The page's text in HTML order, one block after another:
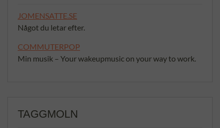
JOMENSATTE.SE
Något du letar efter.
COMMUTERPOP
Min musik – Your wakeupmusic on your way to work.
TAGGMOLN